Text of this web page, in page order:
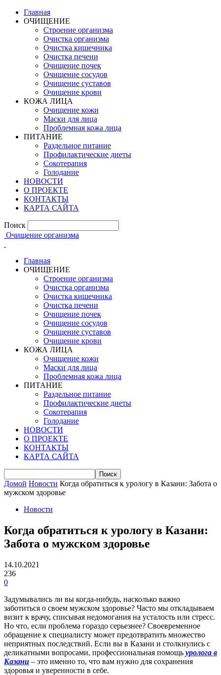
Главная
ОЧИЩЕНИЕ
Строение организма
Очистка организма
Очистка кишечника
Очистка печени
Очищение почек
Очищение сосудов
Очищение суставов
Очищение крови
КОЖА ЛИЦА
Очищение кожи
Маски для лица
Проблемная кожа лица
ПИТАНИЕ
Раздельное питание
Профилактические диеты
Сокотерапия
Голодание
НОВОСТИ
О ПРОЕКТЕ
КОНТАКТЫ
КАРТА САЙТА
Поиск
Очищение организма
Главная
ОЧИЩЕНИЕ
Строение организма
Очистка организма
Очистка кишечника
Очистка печени
Очищение почек
Очищение сосудов
Очищение суставов
Очищение крови
КОЖА ЛИЦА
Очищение кожи
Маски для лица
Проблемная кожа лица
ПИТАНИЕ
Раздельное питание
Профилактические диеты
Сокотерапия
Голодание
НОВОСТИ
О ПРОЕКТЕ
КОНТАКТЫ
КАРТА САЙТА
Домой Новости Когда обратиться к урологу в Казани: Забота о
мужском здоровье
Новости
Когда обратиться к урологу в Казани:
Забота о мужском здоровье
14.10.2021
236
0
Задумывались ли вы когда-нибудь, насколько важно
заботиться о своем мужском здоровье? Часто мы откладываем
визит к врачу, списывая недомогания на усталость или стресс.
Но что, если проблема гораздо серьезнее? Своевременное
обращение к специалисту может предотвратить множество
неприятных последствий. Если вы в Казани и столкнулись с
деликатными вопросами, профессиональная помощь уролога в
Казани – это именно то, что вам нужно для сохранения
здоровья и уверенности в себе.